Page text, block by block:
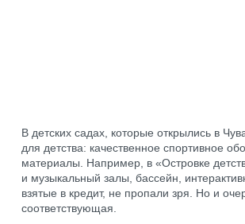
В детских садах, которые открылись в
для детства: качественное спортивное
материалы. Например, в «Островке
и музыкальный залы, бассейн,
взятые в кредит, не пропали зря. Но и
соответствующая.